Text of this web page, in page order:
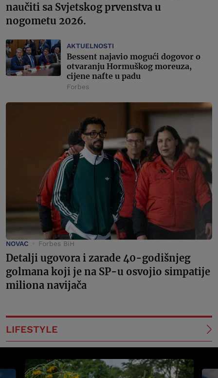
naučiti sa Svjetskog prvenstva u
nogometu 2026.
AKTUELNOSTI
Bessent najavio mogući dogovor o
otvaranju Hormuškog moreuza,
cijene nafte u padu
Forbes
NOVAC Forbes BiH
Detalji ugovora i zarade 40-godišnjeg
golmana koji je na SP-u osvojio simpatije
miliona navijača
LIFESTYLE